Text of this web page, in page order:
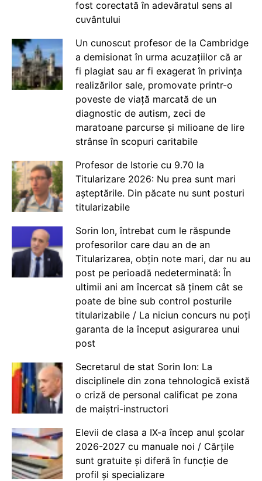
fost corectată în adevăratul sens al
cuvântului
Un cunoscut profesor de la Cambridge
a demisionat în urma acuzațiilor că ar
fi plagiat sau ar fi exagerat în privința
realizărilor sale, promovate printr-o
poveste de viață marcată de un
diagnostic de autism, zeci de
maratoane parcurse și milioane de lire
strânse în scopuri caritabile
Profesor de Istorie cu 9.70 la
Titularizare 2026: Nu prea sunt mari
așteptările. Din păcate nu sunt posturi
titularizabile
Sorin Ion, întrebat cum le răspunde
profesorilor care dau an de an
Titularizarea, obțin note mari, dar nu au
post pe perioadă nedeterminată: În
ultimii ani am încercat să ținem cât se
poate de bine sub control posturile
titularizabile / La niciun concurs nu poți
garanta de la început asigurarea unui
post
Secretarul de stat Sorin Ion: La
disciplinele din zona tehnologică există
o criză de personal calificat pe zona
de maiștri-instructori
Elevii de clasa a IX-a încep anul școlar
2026-2027 cu manuale noi / Cărțile
sunt gratuite și diferă în funcție de
profil și specializare